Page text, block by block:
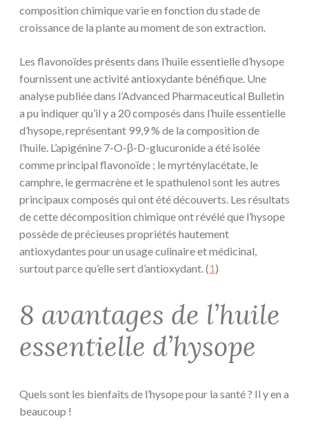
composition chimique varie en fonction du stade de
croissance de la plante au moment de son extraction.
Les flavonoïdes présents dans l’huile essentielle d’hysope
fournissent une activité antioxydante bénéfique. Une
analyse publiée dans l’Advanced Pharmaceutical Bulletin
a pu indiquer qu’il y a 20 composés dans l’huile essentielle
d’hysope, représentant 99,9 % de la composition de
l’huile. L’apigénine 7-O-β-D-glucuronide a été isolée
comme principal flavonoïde ; le myrténylacétate, le
camphre, le germacrène et le spathulenol sont les autres
principaux composés qui ont été découverts. Les résultats
de cette décomposition chimique ont révélé que l’hysope
possède de précieuses propriétés hautement
antioxydantes pour un usage culinaire et médicinal,
surtout parce qu’elle sert d’antioxydant. (1)
8 avantages de l’huile
essentielle d’hysope
Quels sont les bienfaits de l’hysope pour la santé ? Il y en a
beaucoup !